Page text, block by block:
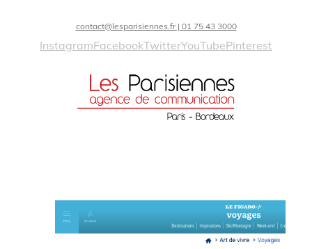
contact@lesparisiennes.fr | 01 75 43 3000
InstagramFacebookTwitterYouTubePinterest